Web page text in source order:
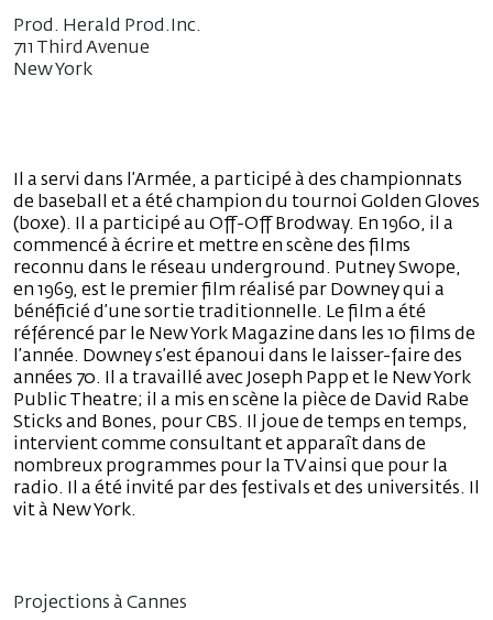
Prod. Herald Prod.Inc.
711 Third Avenue
New York
Il a servi dans l’Armée, a participé à des championnats
de baseball et a été champion du tournoi Golden Gloves
(boxe). Il a participé au Off-Off Brodway. En 1960, il a
commencé à écrire et mettre en scène des films
reconnu dans le réseau underground. Putney Swope,
en 1969, est le premier film réalisé par Downey qui a
bénéficié d’une sortie traditionnelle. Le film a été
référencé par le New York Magazine dans les 10 films de
l’année. Downey s’est épanoui dans le laisser-faire des
années 70. Il a travaillé avec Joseph Papp et le New York
Public Theatre; il a mis en scène la pièce de David Rabe
Sticks and Bones, pour CBS. Il joue de temps en temps,
intervient comme consultant et apparaît dans de
nombreux programmes pour la TV ainsi que pour la
radio. Il a été invité par des festivals et des universités. Il
vit à New York.
Projections à Cannes